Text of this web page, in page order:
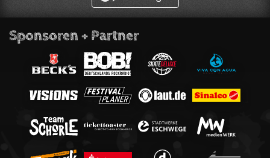
Sponsoren + Partner